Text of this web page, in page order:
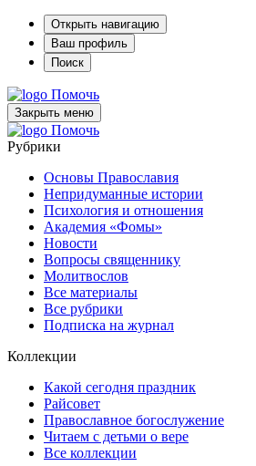
Открыть навигацию
Ваш профиль
Поиск
Помочь
Закрыть меню
Помочь
Рубрики
Основы Православия
Непридуманные истории
Психология и отношения
Академия «Фомы»
Новости
Вопросы священнику
Молитвослов
Все материалы
Все рубрики
Подписка на журнал
Коллекции
Какой сегодня праздник
Райсовет
Православное богослужение
Читаем с детьми о вере
Все коллекции